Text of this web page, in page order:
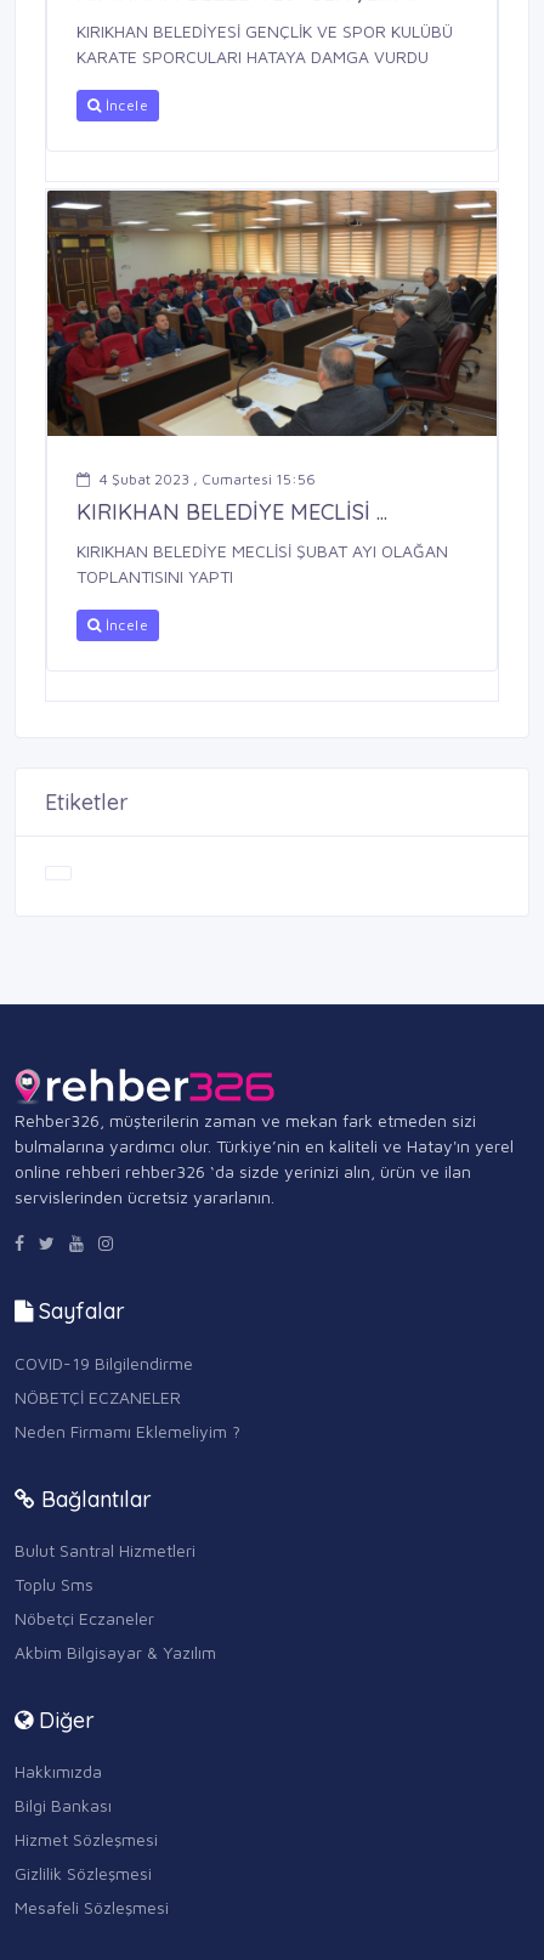
KIRIKHAN BELEDİYESİ GENÇLİK VE SPOR KULÜBÜ
KARATE SPORCULARI HATAYA DAMGA VURDU
İncele
4 Şubat 2023 , Cumartesi 15:56
KIRIKHAN BELEDİYE MECLİSİ ...
KIRIKHAN BELEDİYE MECLİSİ ŞUBAT AYI OLAĞAN
TOPLANTISINI YAPTI
İncele
Etiketler
Rehber326, müşterilerin zaman ve mekan fark etmeden sizi
bulmalarına yardımcı olur. Türkiye’nin en kaliteli ve Hatay'ın yerel
online rehberi rehber326 ‘da sizde yerinizi alın, ürün ve ilan
servislerinden ücretsiz yararlanın.
Sayfalar
COVID-19 Bilgilendirme
NÖBETÇİ ECZANELER
Neden Firmamı Eklemeliyim ?
Bağlantılar
Bulut Santral Hizmetleri
Toplu Sms
Nöbetçi Eczaneler
Akbim Bilgisayar & Yazılım
Diğer
Hakkımızda
Bilgi Bankası
Hizmet Sözleşmesi
Gizlilik Sözleşmesi
Mesafeli Sözleşmesi